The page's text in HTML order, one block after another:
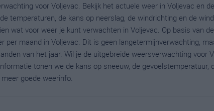
voor Voljevac. Bekijk het actuele weer in Voljevac en
temperaturen, de kans op neerslag, de windrichting en de
wat voor weer je kunt verwachten in Voljevac. Op basis van
per maand in Voljevac. Dit is geen langetermijnverwachting,
van het jaar. Wil je de uitgebreide weersverwachting voor
tonen we de kans op sneeuw, de gevoelstemperatuur,
goede weerinfo.